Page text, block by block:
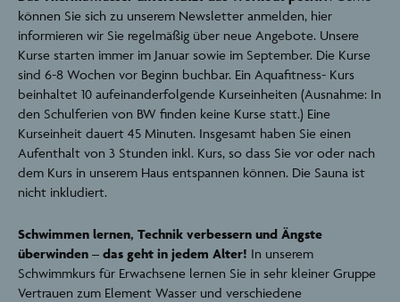
können Sie sich zu unserem Newsletter anmelden, hier
informieren wir Sie regelmäßig über neue Angebote. Unsere
Kurse starten immer im Januar sowie im September. Die Kurse
sind 6-8 Wochen vor Beginn buchbar. Ein Aquafitness- Kurs
beinhaltet 10 aufeinanderfolgende Kurseinheiten (Ausnahme: In
den Schulferien von BW finden keine Kurse statt.) Eine
Kurseinheit dauert 45 Minuten. Insgesamt haben Sie einen
Aufenthalt von 3 Stunden inkl. Kurs, so dass Sie vor oder nach
dem Kurs in unserem Haus entspannen können. Die Sauna ist
nicht inkludiert.
Schwimmen lernen, Technik verbessern und Ängste
überwinden – das geht in jedem Alter! In unserem
Schwimmkurs für Erwachsene lernen Sie in sehr kleiner Gruppe
Vertrauen zum Element Wasser und verschiedene